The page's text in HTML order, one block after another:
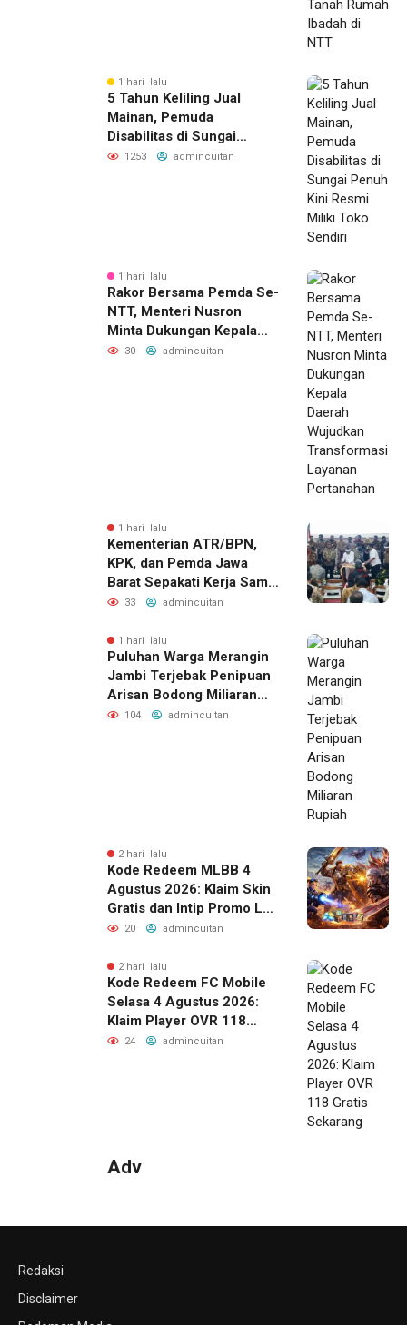
1 hari lalu
5 Tahun Keliling Jual
Mainan, Pemuda
Disabilitas di Sungai
Penuh Kini Resmi Miliki
1253 admincuitan
1 hari lalu
Rakor Bersama Pemda Se-
NTT, Menteri Nusron
Minta Dukungan Kepala
Daerah Wujudkan
30 admincuitan
1 hari lalu
Kementerian ATR/BPN,
KPK, dan Pemda Jawa
Barat Sepakati Kerja Sama
dalam Upaya Pencegahan
33 admincuitan
1 hari lalu
Puluhan Warga Merangin
Jambi Terjebak Penipuan
Arisan Bodong Miliaran
Rupiah
104 admincuitan
2 hari lalu
Kode Redeem MLBB 4
Agustus 2026: Klaim Skin
Gratis dan Intip Promo Luo
Yi 20 admincuitan
2 hari lalu
Kode Redeem FC Mobile
Selasa 4 Agustus 2026:
Klaim Player OVR 118
Gratis Sekarang
24 admincuitan
Adv
Redaksi
Disclaimer